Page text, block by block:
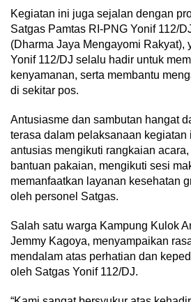
Kegiatan ini juga sejalan dengan
Satgas Pamtas RI-PNG Yonif 112/
(Dharma Jaya Mengayomi Rakyat),
Yonif 112/DJ selalu hadir untuk
kenyamanan, serta membantu
di sekitar pos.
Antusiasme dan sambutan hangat
terasa dalam pelaksanaan kegiatan
antusias mengikuti rangkaian
bantuan pakaian, mengikuti sesi
memanfaatkan layanan kesehatan
oleh personel Satgas.
Salah satu warga Kampung Kulok
Jemmy Kagoya, menyampaikan
mendalam atas perhatian dan
oleh Satgas Yonif 112/DJ.